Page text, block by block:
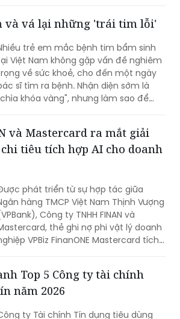
dòng thẻ ghi nợ phi vật lý doanh nghiệp
FinanONE Mastercard. Thông qua
pháp này, ba đơn vị hướng tới xây
một hệ sinh thái quản trị chi tiêu
đại, nơi doanh nghiệp có thể chủ
kiểm soát ngân sách, tối ưu dòng
và nâng cao hiệu quả vận hành
ngay từ những giao dịch hàng ngày.
và vá lại những 'trái tim lỗi'
trẻ em mắc bệnh tim bẩm sinh
tại Việt Nam không gặp vấn đề nghiêm
sĩ tìm ra bệnh. Nhận diện sớm là
khóa vàng", nhưng làm sao để
chìa khóa ấy đến tay những gia
và Mastercard ra mắt giải
tiêu tích hợp AI cho doanh
phát triển từ sự hợp tác giữa
hàng TMCP Việt Nam Thịnh Vượng
Mastercard, thẻ ghi nợ phi vật lý doanh
VPBiz FinanONE Mastercard tích
AI không chỉ là một phương thức